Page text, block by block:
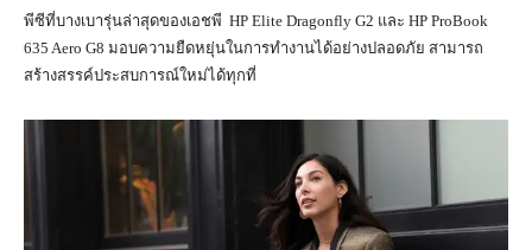
พีซีที่บางเบารุ่นล่าสุดของเอชพี HP Elite Dragonfly G2 และ HP ProBook
635 Aero G8 มอบความยืดหยุ่นในการทำงานได้อย่างปลอดภัย สามารถ
สร้างสรรค์ประสบการณ์ใหม่ได้ทุกที่